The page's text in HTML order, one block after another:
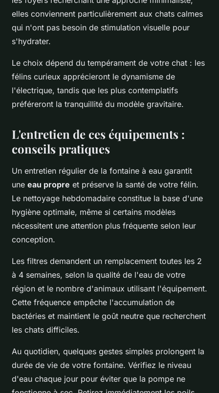
elles conviennent particulièrement aux chats calmes
qui n'ont pas besoin de stimulation visuelle pour
s'hydrater.
Le choix dépend du tempérament de votre chat : les
félins curieux apprécieront le dynamisme de
l'électrique, tandis que les plus contemplatifs
préféreront la tranquillité du modèle gravitaire.
L'entretien de ces équipements :
conseils pratiques
Un entretien régulier de la fontaine à eau garantit
une eau propre et préserve la santé de votre félin.
Le nettoyage hebdomadaire constitue la base d'une
hygiène optimale, même si certains modèles
nécessitent une attention plus fréquente selon leur
conception.
Les filtres demandent un remplacement toutes les 2
à 4 semaines, selon la qualité de l'eau de votre
région et le nombre d'animaux utilisant l'équipement.
Cette fréquence empêche l'accumulation de
bactéries et maintient le goût neutre que recherchent
les chats difficiles.
Au quotidien, quelques gestes simples prolongent la
durée de vie de votre fontaine. Vérifiez le niveau
d'eau chaque jour pour éviter que la pompe ne